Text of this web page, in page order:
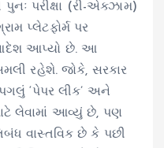
પરીક્ષા (રી-એક્ઝામ)
પ્લેટફોર્મ પર
આદેશ આપ્યો છે. આ
રહેશે. જોકે, સરકાર
‘પેપર લીક’ અને
લેવામાં આવ્યું છે, પણ
વાસ્તવિક છે કે પછી